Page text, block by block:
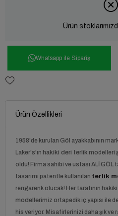
Ürün
Whatsapp ile Sipariş
Ürün Özellikleri
1958'de kurulan Göl ayakkabının
Laker's'ın hakiki deri terlik modelleri
oldu! Firma sahibi ve ustası ALİ GÖL
tasarımı patentle kullanılan terlik
rengarenk olucak! Her tarafının
modellerimiz ortapedik iç yapısı ile
his veriyor. Misafirlerinizi daha şık ve